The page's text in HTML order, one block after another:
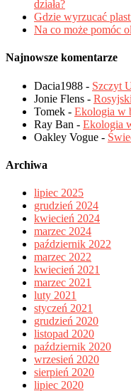
działa?
Gdzie wyrzucać
Na co może pomóc
Najnowsze komentarze
Dacia1988 - Szczyt
Jonie Flens -
Tomek - Ekologia w
Ray Ban - Ekologia
Oakley Vogue -
Archiwa
lipiec 2025
grudzień 2024
kwiecień 2024
marzec 2024
październik 2022
marzec 2022
kwiecień 2021
marzec 2021
luty 2021
styczeń 2021
grudzień 2020
listopad 2020
październik 2020
wrzesień 2020
sierpień 2020
lipiec 2020